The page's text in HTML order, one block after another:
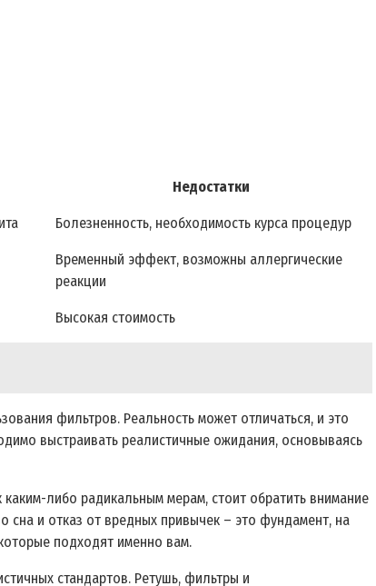
Недостатки
Болезненность, необходимость курса процедур
Временный эффект, возможны аллергические
реакции
Высокая стоимость
фильтров. Реальность может отличаться, и это
выстраивать реалистичные ожидания, основываясь
либо радикальным мерам, стоит обратить внимание
сна и отказ от вредных привычек – это фундамент, на
подходят именно вам.
стандартов. Ретушь, фильтры и